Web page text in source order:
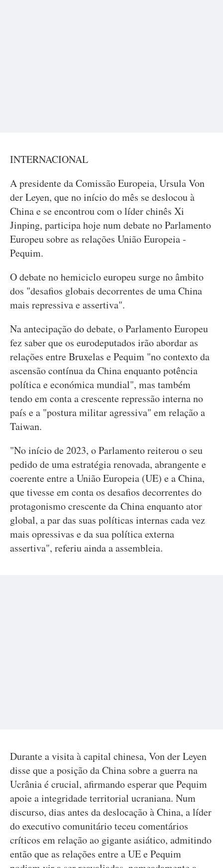
INTERNACIONAL
A presidente da Comissão Europeia, Ursula Von
der Leyen, que no início do mês se deslocou à
China e se encontrou com o líder chinês Xi
Jinping, participa hoje num debate no Parlamento
Europeu sobre as relações União Europeia -
Pequim.
O debate no hemiciclo europeu surge no âmbito
dos "desafios globais decorrentes de uma China
mais repressiva e assertiva".
Na antecipação do debate, o Parlamento Europeu
fez saber que os eurodeputados irão abordar as
relações entre Bruxelas e Pequim "no contexto da
ascensão contínua da China enquanto potência
política e económica mundial", mas também
tendo em conta a crescente repressão interna no
país e a "postura militar agressiva" em relação a
Taiwan.
"No início de 2023, o Parlamento reiterou o seu
pedido de uma estratégia renovada, abrangente e
coerente entre a União Europeia (UE) e a China,
que tivesse em conta os desafios decorrentes do
protagonismo crescente da China enquanto ator
global, a par das suas políticas internas cada vez
mais opressivas e da sua política externa
assertiva", referiu ainda a assembleia.
Durante a visita à capital chinesa, Von der Leyen
disse que a posição da China sobre a guerra na
Ucrânia é crucial, afirmando esperar que Pequim
apoie a integridade territorial ucraniana. Num
discurso, dias antes da deslocação à China, a líder
do executivo comunitário teceu comentários
críticos em relação ao gigante asiático, admitindo
então que as relações entre a UE e Pequim